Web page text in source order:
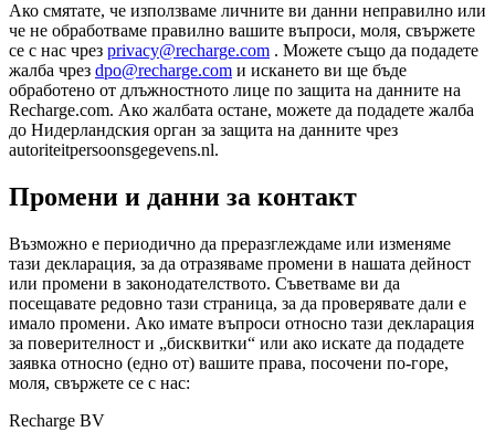
Ако смятате, че използваме личните ви данни неправилно или
че не обработваме правилно вашите въпроси, моля, свържете
се с нас чрез privacy@recharge.com . Можете също да подадете
жалба чрез dpo@recharge.com и искането ви ще бъде
обработено от длъжностното лице по защита на данните на
Recharge.com. Ако жалбата остане, можете да подадете жалба
до Нидерландския орган за защита на данните чрез
autoriteitpersoonsgegevens.nl.
Промени и данни за контакт
Възможно е периодично да преразглеждаме или изменяме
тази декларация, за да отразяваме промени в нашата дейност
или промени в законодателството. Съветваме ви да
посещавате редовно тази страница, за да проверявате дали е
имало промени. Ако имате въпроси относно тази декларация
за поверителност и „бисквитки“ или ако искате да подадете
заявка относно (едно от) вашите права, посочени по-горе,
моля, свържете се с нас:
Recharge BV